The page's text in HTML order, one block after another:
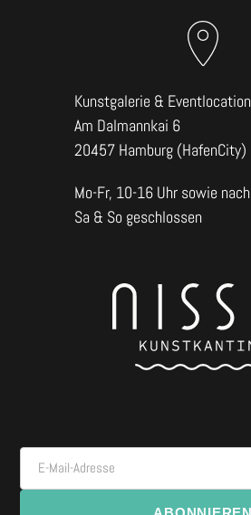
Kunstgalerie & Eventlocation
Am Dalmannkai 6
20457 Hamburg (HafenCity)
Mo-Fr, 10-16 Uhr sowie
Sa & So geschlossen
E-Mail-Adresse